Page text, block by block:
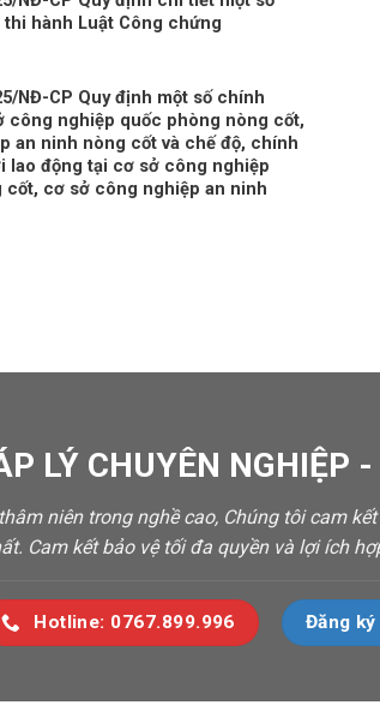
hành Luật Công chứng
NĐ-CP Quy định một số chính
công nghiệp quốc phòng nòng cốt,
an ninh nòng cốt và chế độ, chính
lao động tại cơ sở công nghiệp
cốt, cơ sở công nghiệp an ninh
LÝ CHUYÊN NGHIỆP
niên trong nghề cao, Chúng tôi cam
Cam kết bảo vệ tối đa quyền và lợi ích
Hotline: 0767.899.996 Đăng